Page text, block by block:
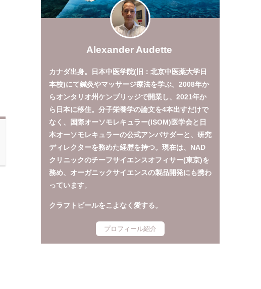
Alexander Audette
カナダ出身。日本中医学院(旧：北京中医薬大学日
本校)にて鍼灸やマッサージ療法を学ぶ。2008年か
らオンタリオ州ケンブリッジで開業し、2021年か
ら日本に移住。分子栄養学の論文を4本出すだけで
なく、国際オーソモレキュラー(ISOM)医学会と日
本オーソモレキュラーの公式アンバサダーと、研究
ディレクターを務めた経歴を持つ。現在は、NAD
クリニックのチーフサイエンスオフィサー(東京)を
務め、オーガニックサイエンスの製品開発にも携わ
っています。
クラフトビールをこよなく愛する。
プロフィール紹介